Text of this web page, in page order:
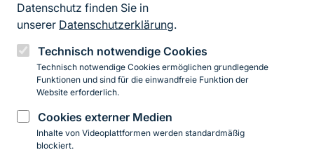
Datenschutz finden Sie in
unserer Datenschutzerklärung.
Technisch notwendige Cookies
Technisch notwendige Cookies ermöglichen grundlegende
Funktionen und sind für die einwandfreie Funktion der
Website erforderlich.
Cookies externer Medien
Inhalte von Videoplattformen werden standardmäßig
blockiert.
Erklärung zur Barrierefreiheit
Impressum
Datenschutz
InstagramFacebookYouTubeLinkedIn